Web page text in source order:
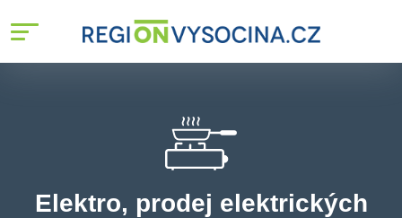
Elektro, prodej elektrických